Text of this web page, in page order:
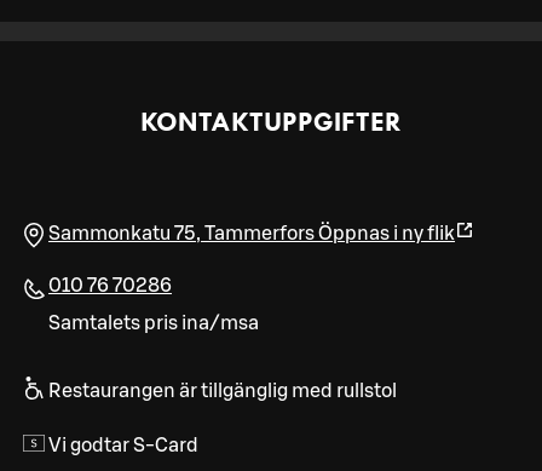
KONTAKTUPPGIFTER
Sammonkatu 75, TammerforsÖppnas i ny flik
010 76 70286
Samtalets pris ina/msa
Restaurangen är tillgänglig med rullstol
Vi godtar S-Card